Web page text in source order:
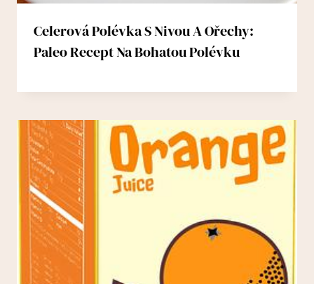
Celerová Polévka S Nivou A Ořechy:
Paleo Recept Na Bohatou Polévku